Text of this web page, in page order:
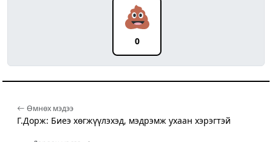
0
Өмнөх мэдээ
Г.Дорж: Биеэ хөгжүүлэхэд, мэдрэмж ухаан хэрэгтэй